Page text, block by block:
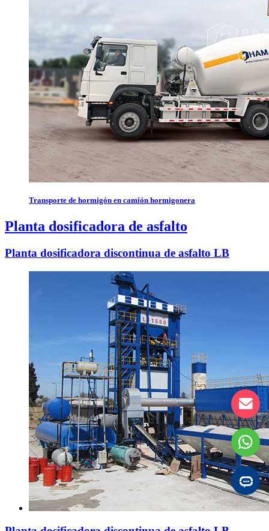
Transporte de hormigón en camión hormigonera
Planta dosificadora de asfalto
Planta dosificadora discontinua de asfalto LB